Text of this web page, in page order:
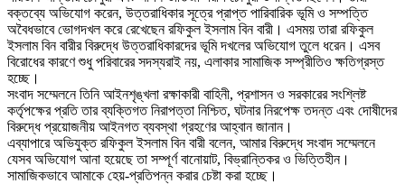
বক্তব্যে অভিযোগ করেন, উত্তরাধিকার সূত্রে প্রাপ্ত পারিবারিক ভূমি ও সম্পত্তি
অবৈধভাবে ভোগদখল করে রেখেছেন রফিকুল ইসলাম বিন বারী। এসময় তারা রফিকুল
ইসলাম বিন বারীর বিরুদ্ধে উত্তরাধিকারদের ভূমি দখলের অভিযোগ তুলে ধরেন। এসব
বিরোধের কারণে শুধু পরিবারের সদস্যরাই নয়, এলাকার সামাজিক সম্প্রীতিও ক্ষতিগ্রস্ত
হচ্ছে।
‎সংবাদ সম্মেলনে তিনি আইনশৃঙ্খলা রক্ষাকারী বাহিনী, প্রশাসন ও সরকারের সংশ্লিষ্ট
কর্তৃপক্ষের প্রতি তার ব্যক্তিগত নিরাপত্তা নিশ্চিত, ঘটনার নিরপেক্ষ তদন্ত এবং দোষীদের
বিরুদ্ধে প্রয়োজনীয় আইনগত ব্যবস্থা গ্রহণের আহ্বান জানান।
‎এব্যাপারে অভিযুক্ত রফিকুল ইসলাম বিন বারী বলেন, আমার বিরুদ্ধে সংবাদ সম্মেলনে
যেসব অভিযোগ আনা হয়েছে তা সম্পূর্ণ বানোয়াট, বিভ্রান্তিকর ও ভিত্তিহীন।
সামাজিকভাবে আমাকে হেয়-প্রতিপন্ন করার চেষ্টা করা হচ্ছে।